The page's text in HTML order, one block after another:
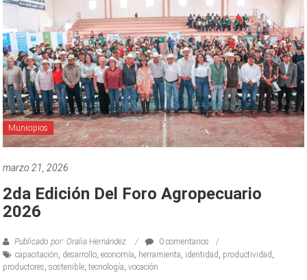
Municipios
marzo 21, 2026
2da Edición Del Foro Agropecuario
2026
Publicado por: Oralia Hernández
0 comentarios
capacitación desarrollo ,economía herramienta identidad productividad
productores ,sostenible ,tecnología ,vocación